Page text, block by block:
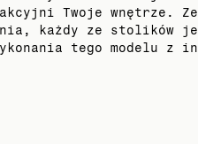
Twoje wnętrze. Ze
każdy ze stolików
tego modelu z